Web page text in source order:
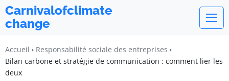
Carnivalofclimate
change
Accueil
Responsabilité sociale des entreprises
Bilan carbone et stratégie de communication : comment lier les
deux